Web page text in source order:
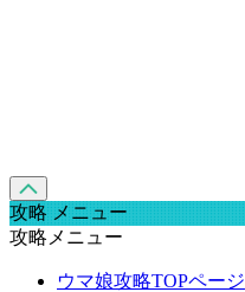
攻略 メニュー
攻略メニュー
ウマ娘攻略TOPページ